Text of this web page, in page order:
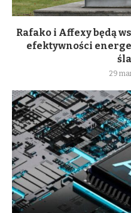
Rafako i Affexy będą
efektywności
29